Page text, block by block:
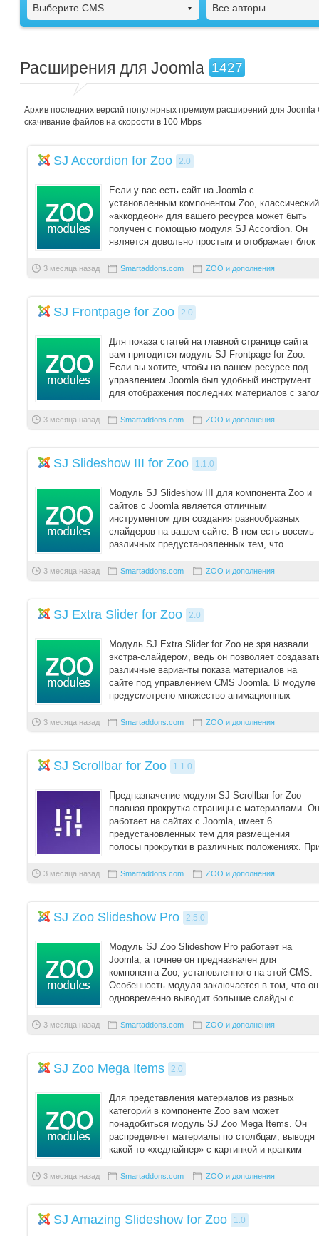
Выберите CMS Все авторы
Расширения для Joomla 1427
Архив последних версий популярных премиум расширений для
скачивание файлов на скорости в 100 Mbps
SJ Accordion for Zoo 2.0
Если у вас есть сайт на Joomla с
установленным компонентом Zoo, классический
«аккордеон» для вашего ресурса может быть
получен с помощью модуля SJ Accordion. Он
является довольно простым и отображает блок
3 месяца назад Smartaddons.com ZOO и дополнения
SJ Frontpage for Zoo 2.0
Для показа статей на главной странице сайта
вам пригодится модуль SJ Frontpage for Zoo.
Если вы хотите, чтобы на вашем ресурсе под
управлением Joomla был удобный инструмент
для отображения последних материалов с
3 месяца назад Smartaddons.com ZOO и дополнения
SJ Slideshow III for Zoo 1.1.0
Модуль SJ Slideshow III для компонента Zoo и
сайтов с Joomla является отличным
инструментом для создания разнообразных
слайдеров на вашем сайте. В нем есть восемь
различных предустановленных тем, что
3 месяца назад Smartaddons.com ZOO и дополнения
SJ Extra Slider for Zoo 2.0
Модуль SJ Extra Slider for Zoo не зря назвали
экстра-слайдером, ведь он позволяет
различные варианты показа материалов на
сайте под управлением CMS Joomla. В модуле
предусмотрено множество анимационных
3 месяца назад Smartaddons.com ZOO и дополнения
SJ Scrollbar for Zoo 1.1.0
Предназначение модуля SJ Scrollbar for Zoo –
плавная прокрутка страницы с материалами. Он
работает на сайтах с Joomla, имеет 6
предустановленных тем для размещения
полосы прокрутки в различных положениях.
3 месяца назад Smartaddons.com ZOO и дополнения
SJ Zoo Slideshow Pro 2.5.0
Модуль SJ Zoo Slideshow Pro работает на
Joomla, а точнее он предназначен для
компонента Zoo, установленного на этой CMS.
Особенность модуля заключается в том, что он
одновременно выводит большие слайды с
3 месяца назад Smartaddons.com ZOO и дополнения
SJ Zoo Mega Items 2.0
Для представления материалов из разных
категорий в компоненте Zoo вам может
понадобиться модуль SJ Zoo Mega Items. Он
распределяет материалы по столбцам, выводя
какой-то «хедлайнер» с картинкой и кратким
3 месяца назад Smartaddons.com ZOO и дополнения
SJ Amazing Slideshow for Zoo 1.0